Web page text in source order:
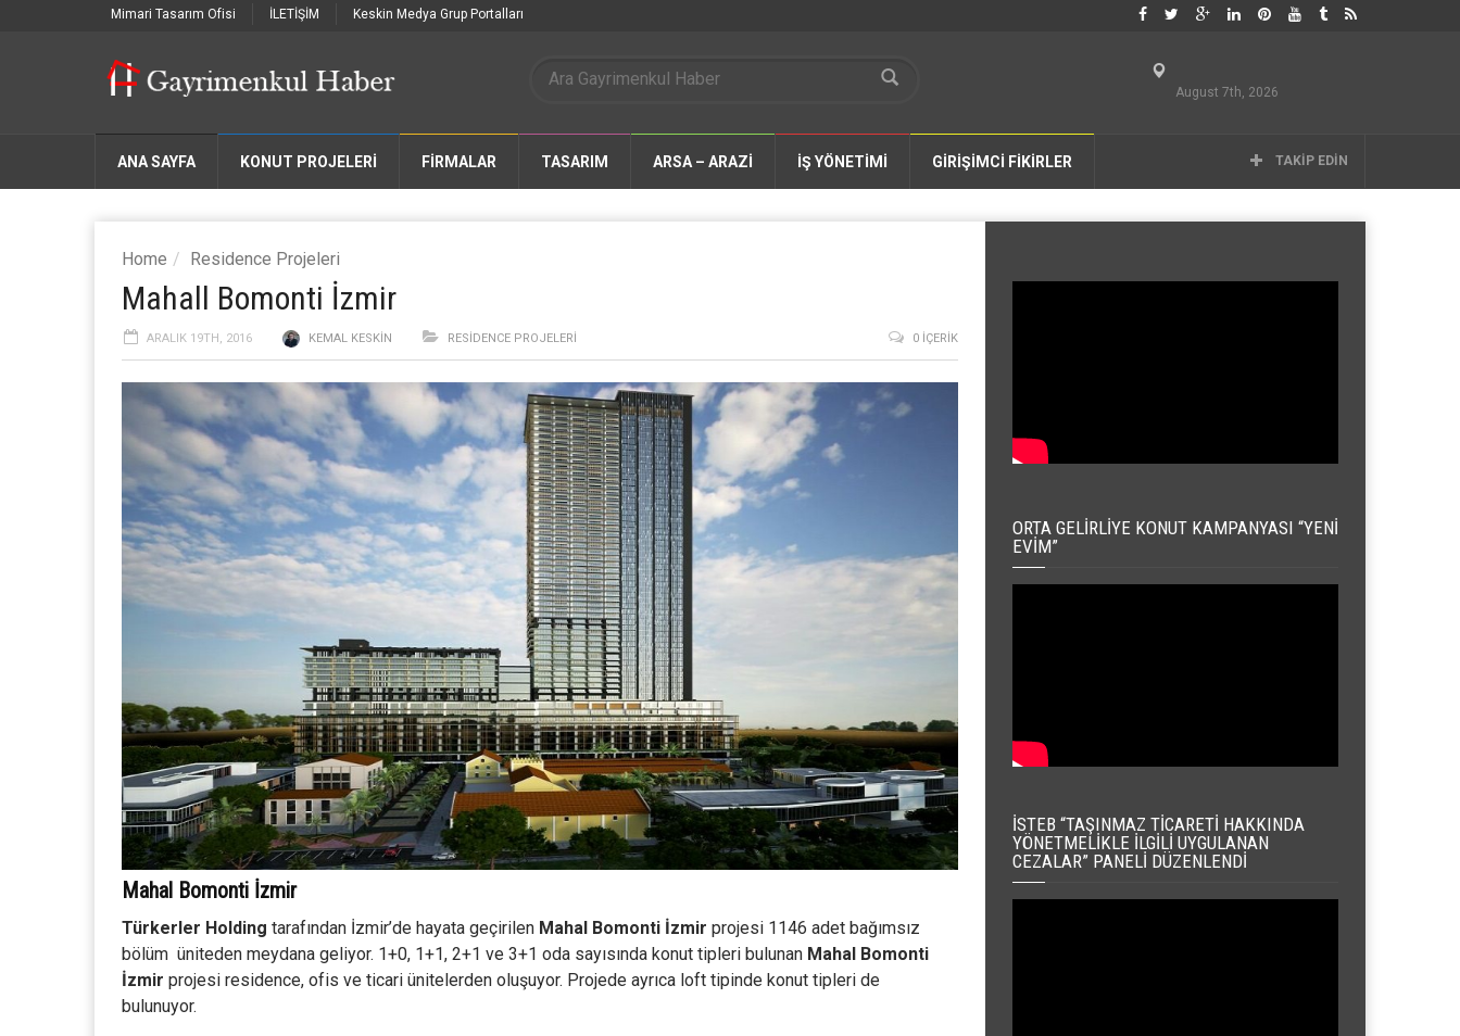
Mimari Tasarım Ofisi İLETİŞİM Keskin Medya Grup Portalları
August 7th, 2026
ANA SAYFA KONUT PROJELERİ FIRMALAR TASARIM ARSA – ARAZİ İŞ YÖNETİMİ GİRİŞİMCİ FİKİRLER TAKIP EDIN
Home Residence Projeleri
Mahall Bomonti İzmir
ARALIK 19TH, 2016 KEMAL KESKIN RESIDENCE PROJELERI 0 İÇERIK
Mahal Bomonti İzmir
Türkerler Holding tarafından İzmir’de hayata geçirilen Mahal Bomonti İzmir projesi 1146 adet bağımsız
bölüm üniteden meydana geliyor. 1+0, 1+1, 2+1 ve 3+1 oda sayısında konut tipleri bulunan Mahal Bomonti
İzmir projesi residence, ofis ve ticari ünitelerden oluşuyor. Projede ayrıca loft tipinde konut tipleri de
bulunuyor.
ORTA GELIRLIYE KONUT KAMPANYASI “YENI
EVIM”
İSTEB “TAŞINMAZ TICARETI HAKKINDA
YÖNETMELIKLE İLGILI UYGULANAN
CEZALAR” PANELI DÜZENLENDI